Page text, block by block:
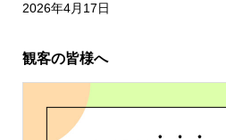
2026年4月17日
観客の皆様へ